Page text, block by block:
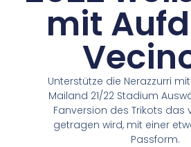
mit
Unterstütze die Nerazzurri
Mailand 21/22 Stadium
Fanversion des Trikots das
getragen wird, mit einer
Passform.